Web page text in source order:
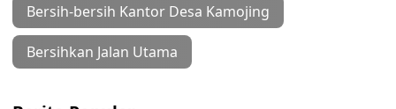
Bersih-bersih Kantor Desa Kamojing
Bersihkan Jalan Utama